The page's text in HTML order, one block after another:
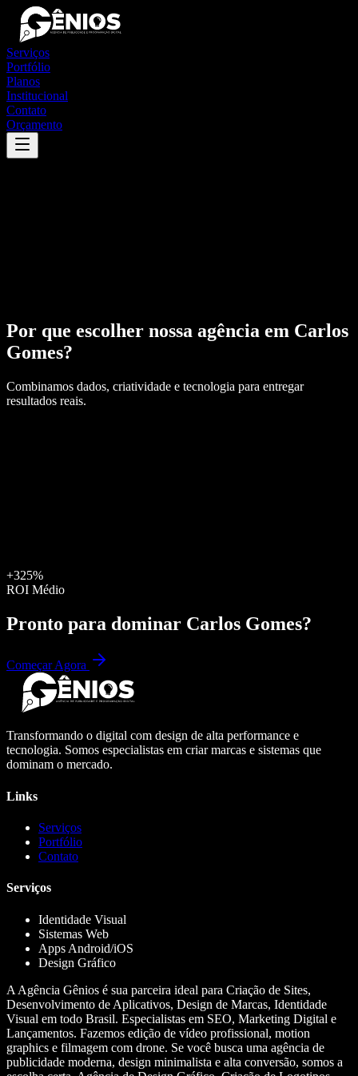
Serviços
Portfólio
Planos
Institucional
Contato
Orçamento
Por que escolher nossa agência em Carlos
Gomes?
Combinamos dados, criatividade e tecnologia para entregar
resultados reais.
+325%
ROI Médio
Pronto para dominar Carlos Gomes?
Começar Agora
Transformando o digital com design de alta performance e
tecnologia. Somos especialistas em criar marcas e sistemas que
dominam o mercado.
Links
Serviços
Portfólio
Contato
Serviços
Identidade Visual
Sistemas Web
Apps Android/iOS
Design Gráfico
A Agência Gênios é sua parceira ideal para Criação de Sites,
Desenvolvimento de Aplicativos, Design de Marcas, Identidade
Visual em todo Brasil. Especialistas em SEO, Marketing Digital e
Lançamentos. Fazemos edição de vídeo profissional, motion
graphics e filmagem com drone. Se você busca uma agência de
publicidade moderna, design minimalista e alta conversão, somos a